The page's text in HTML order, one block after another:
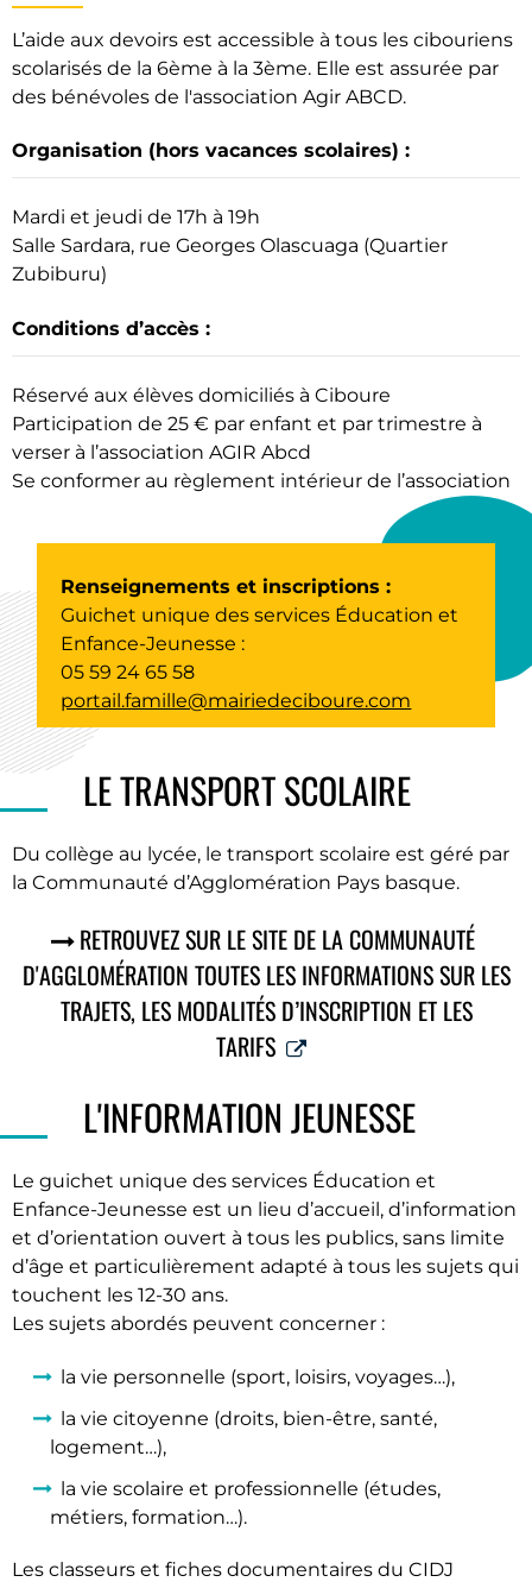
L’aide aux devoirs est accessible à tous les cibouriens
scolarisés de la 6ème à la 3ème. Elle est assurée par
des bénévoles de l'association Agir ABCD.
Organisation (hors vacances scolaires) :
Mardi et jeudi de 17h à 19h
Salle Sardara, rue Georges Olascuaga (Quartier
Zubiburu)
Conditions d’accès :
Réservé aux élèves domiciliés à Ciboure
Participation de 25 € par enfant et par trimestre à
verser à l’association AGIR Abcd
Se conformer au règlement intérieur de l’association
Renseignements et inscriptions :
Guichet unique des services Éducation et
Enfance-Jeunesse :
05 59 24 65 58
portail.famille@mairiedeciboure.com
LE TRANSPORT SCOLAIRE
Du collège au lycée, le transport scolaire est géré par
la Communauté d’Agglomération Pays basque.
RETROUVEZ SUR LE SITE DE LA COMMUNAUTÉ
D'AGGLOMÉRATION TOUTES LES INFORMATIONS SUR LES
TRAJETS, LES MODALITÉS D’INSCRIPTION ET LES
TARIFS
L'INFORMATION JEUNESSE
Le guichet unique des services Éducation et
Enfance-Jeunesse est un lieu d’accueil, d’information
et d’orientation ouvert à tous les publics, sans limite
d’âge et particulièrement adapté à tous les sujets qui
touchent les 12-30 ans.
Les sujets abordés peuvent concerner :
la vie personnelle (sport, loisirs, voyages…),
la vie citoyenne (droits, bien-être, santé,
logement…),
la vie scolaire et professionnelle (études,
métiers, formation…).
Les classeurs et fiches documentaires du CIDJ